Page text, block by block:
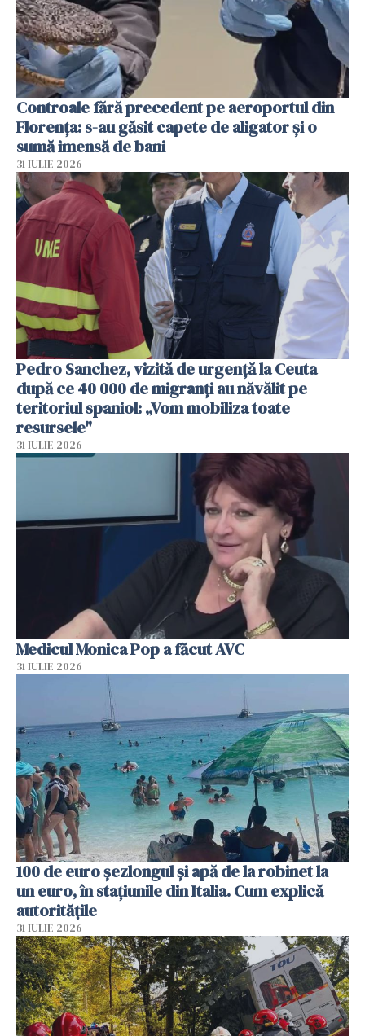
Controale fără precedent pe aeroportul din
Florența: s-au găsit capete de aligator și o
sumă imensă de bani
31 IULIE 2026
Pedro Sanchez, vizită de urgență la Ceuta
după ce 40 000 de migranți au năvălit pe
teritoriul spaniol: „Vom mobiliza toate
resursele"
31 IULIE 2026
Medicul Monica Pop a făcut AVC
31 IULIE 2026
100 de euro șezlongul și apă de la robinet la
un euro, în stațiunile din Italia. Cum explică
autoritățile
31 IULIE 2026